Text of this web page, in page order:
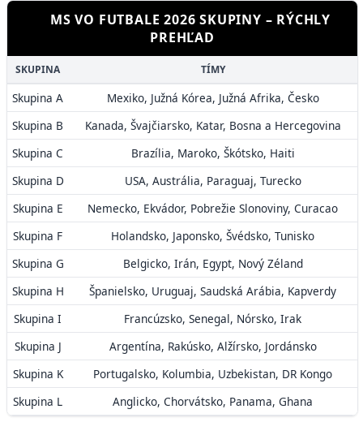
MS VO FUTBALE 2026 SKUPINY – RÝCHLY
PREHĽAD
SKUPINA TÍMY
Skupina A
Mexiko, Južná Kórea, Južná Afrika, Česko
Skupina B
Kanada, Švajčiarsko, Katar, Bosna a Hercegovina
Skupina C
Brazília, Maroko, Škótsko, Haiti
Skupina D
USA, Austrália, Paraguaj, Turecko
Skupina E
Nemecko, Ekvádor, Pobrežie Slonoviny, Curacao
Skupina F
Holandsko, Japonsko, Švédsko, Tunisko
Skupina G
Belgicko, Irán, Egypt, Nový Zéland
Skupina H
Španielsko, Uruguaj, Saudská Arábia, Kapverdy
Skupina I
Francúzsko, Senegal, Nórsko, Irak
Skupina J
Argentína, Rakúsko, Alžírsko, Jordánsko
Skupina K
Portugalsko, Kolumbia, Uzbekistan, DR Kongo
Skupina L
Anglicko, Chorvátsko, Panama, Ghana